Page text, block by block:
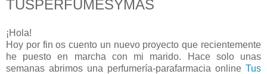
TUSPERFUMESYMAS
¡Hola!
Hoy por fin os cuento un nuevo proyecto que recientemente
he puesto en marcha con mi marido. Hace solo unas
semanas abrimos una perfumería-parafarmacia online Tus